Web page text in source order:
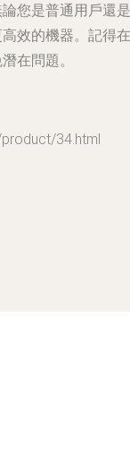
您是普通用戶還是
效的機器。記得在
在問題。
34.html